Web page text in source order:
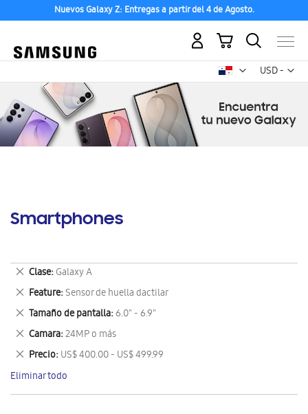
Nuevos Galaxy Z: Entregas a partir del 4 de Agosto.
USD -
dólar
Mi carrito
Smartphones
Clase Galaxy A
Eliminar
este
artículo
Feature Sensor de huella dactilar
Eliminar
este
artículo
Tamaño de pantalla 6.0" - 6.9"
Eliminar
este
artículo
Camara 24MP o más
Eliminar
este
artículo
Precio US$ 400.00 - US$ 499.99
Eliminar
este
artículo
Eliminar todo